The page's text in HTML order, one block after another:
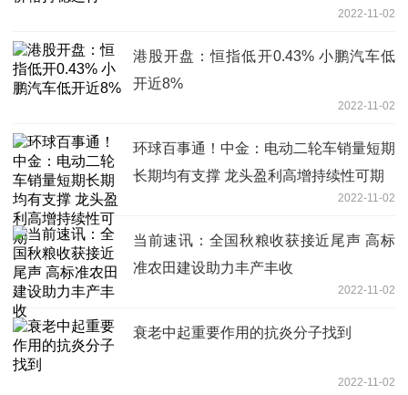
2022-11-02
港股开盘：恒指低开0.43% 小鹏汽车低
开近8%
2022-11-02
环球百事通！中金：电动二轮车销量短期
长期均有支撑 龙头盈利高增持续性可期
2022-11-02
当前速讯：全国秋粮收获接近尾声 高标
准农田建设助力丰产丰收
2022-11-02
衰老中起重要作用的抗炎分子找到
2022-11-02